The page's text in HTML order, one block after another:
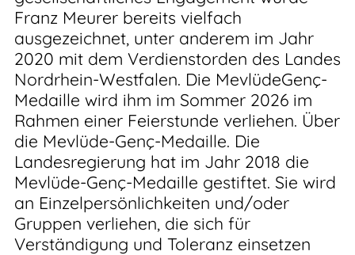
Franz Meurer bereits vielfach
ausgezeichnet, unter anderem im Jahr
2020 mit dem Verdienstorden des Landes
Nordrhein-Westfalen. Die MevlüdeGenç-
Medaille wird ihm im Sommer 2026 im
Rahmen einer Feierstunde verliehen. Über
die Mevlüde-Genç-Medaille. Die
Landesregierung hat im Jahr 2018 die
Mevlüde-Genç-Medaille gestiftet. Sie wird
an Einzelpersönlichkeiten und/oder
Gruppen verliehen, die sich für
Verständigung und Toleranz einsetzen